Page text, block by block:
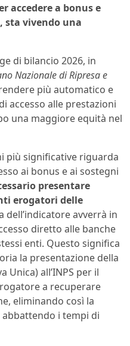
accedere a bonus e
sta vivendo una
di bilancio 2026, in
Nazionale di Ripresa e
più automatico e
accesso alle prestazioni
una maggiore equità nel
più significative riguarda
ai bonus e ai sostegni
presentare
erogatori delle
dell’indicatore avverrà in
diretto alle banche
enti. Questo significa
la presentazione della
Unica) all’INPS per il
a recuperare
eliminando così la
i tempi di